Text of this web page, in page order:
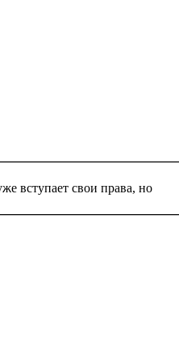
вступает свои права, но